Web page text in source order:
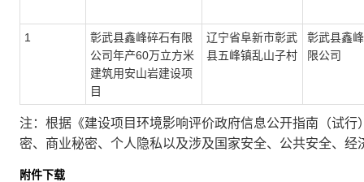
1
彰武县鑫峰碎石有限
公司年产60万立方米
建筑用安山岩建设项
目
辽宁省阜新市彰武
县五峰镇乱山子村
彰武县鑫
限公司
注：根据《建设项目环境影响评价政府信息公开指南（试
密、商业秘密、个人隐私以及涉及国家安全、公共安全、经
附件下载